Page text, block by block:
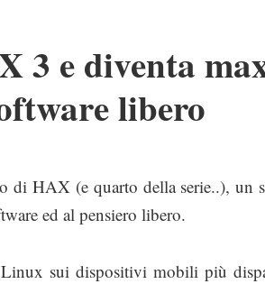
3 e diventa
libero
di HAX (e quarto della serie..), un
ed al pensiero libero.
sui dispositivi mobili più